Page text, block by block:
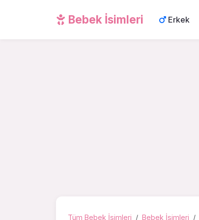
Bebek İsimleri Erkek
Tüm Bebek İsimleri Bebek İsimleri